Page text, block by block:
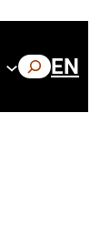
HLEDAT
EN